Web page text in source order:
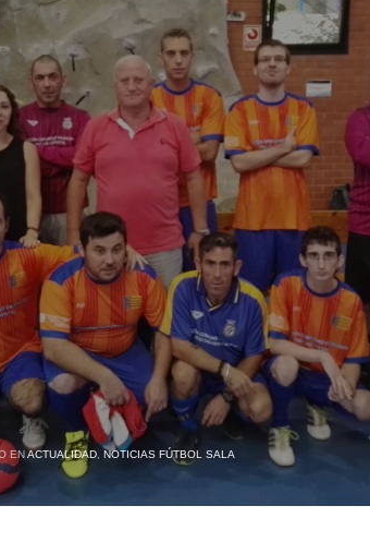
ENACTUALIDAD, NOTICIAS FÚTBOL SALA